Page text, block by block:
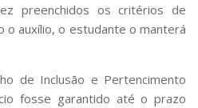
preenchidos os critérios de
o auxílio, o estudante o manterá
de Inclusão e Pertencimento
fosse garantido até o prazo